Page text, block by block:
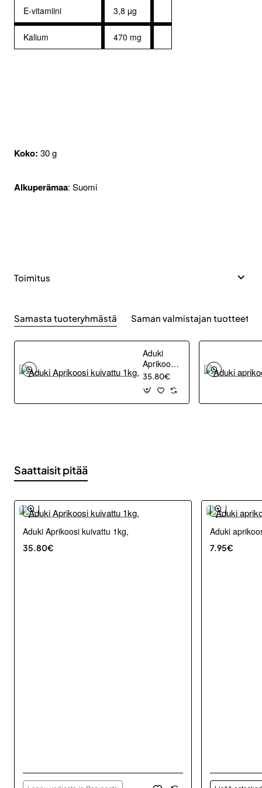
E-vitamiini 3,8 µg
Kalium 470 mg
Koko: 30 g
Alkuperämaa: Suomi
Toimitus
Samasta tuoteryhmästä Saman valmistajan tuotteet
Aduki
Aprikoosi
kuivattu
35.80€
Saattaisit pitää
Aduki Aprikoosi kuivattu 1kg,
35.80€
Aduki
7.95€